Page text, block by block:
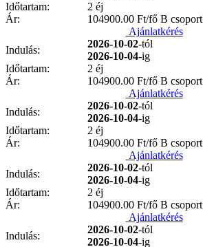
Időtartam:
2 éj
Ár:
104900.00 Ft/fő B csoport
Ajánlatkérés
Indulás:
2026-10-02-tól
2026-10-04-ig
Időtartam:
2 éj
Ár:
104900.00 Ft/fő B csoport
Ajánlatkérés
Indulás:
2026-10-02-tól
2026-10-04-ig
Időtartam:
2 éj
Ár:
104900.00 Ft/fő B csoport
Ajánlatkérés
Indulás:
2026-10-02-tól
2026-10-04-ig
Időtartam:
2 éj
Ár:
104900.00 Ft/fő B csoport
Ajánlatkérés
Indulás:
2026-10-02-tól
2026-10-04-ig